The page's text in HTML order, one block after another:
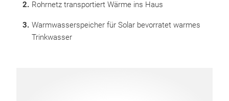
Rohrnetz transportiert Wärme ins Haus
Warmwasserspeicher für Solar bevorratet warmes
Trinkwasser